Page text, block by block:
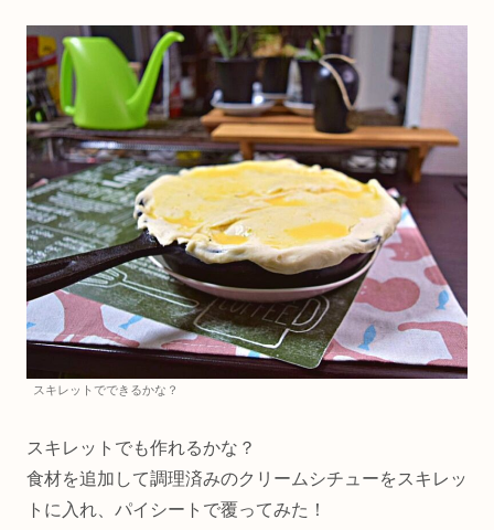
スキレットでできるかな？
スキレットでも作れるかな？
食材を追加して調理済みのクリームシチューをスキレッ
トに入れ、パイシートで覆ってみた！